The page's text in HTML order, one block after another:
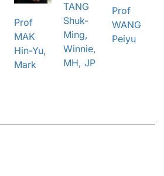
Prof
MAK
Hin-Yu,
Mark
TANG
Shuk-
Ming,
Winnie,
MH, JP
Prof
WANG
Peiyu